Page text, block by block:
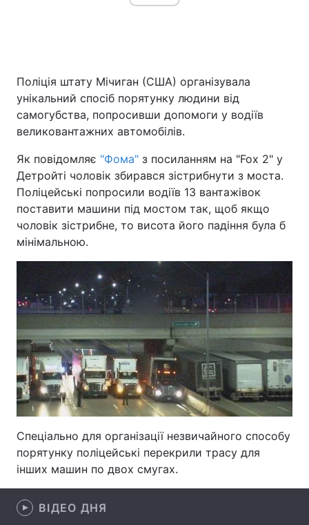
Україна Політика
Економіка Світ
Спорт
Зброя Інциденти
Здоров'я Туризм
Цікавинки Погода
Екологія Регіони
Відео з Youtube Статті
Поліція штату Мічиган (США) організувала
унікальний спосіб порятунку людини від
самогубства, попросивши допомоги у водіїв
великовантажних автомобілів.
Як повідомляє "Фома" з посиланням на "Fox 2" у
Детройті чоловік збирався зістрибнути з моста.
Поліцейські попросили водіїв 13 вантажівок
поставити машини під мостом так, щоб якщо
чоловік зістрибне, то висота його падіння була б
мінімальною.
Спеціально для організації незвичайного способу
порятунку поліцейські перекрили трасу для
інших машин по двох смугах.
ВІДЕО ДНЯ